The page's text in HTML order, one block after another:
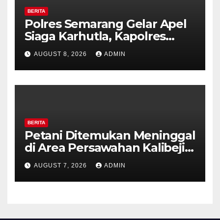
BERITA
Polres Semarang Gelar Apel
Siaga Karhutla, Kapolres
Tekankan Sinergi dan
Kesiapsiagaan Hadapi Musim
Kemarau.
AUGUST 8, 2026 ADMIN
BERITA
Petani Ditemukan Meninggal
di Area Persawahan Kalibeji,
Polisi Pastikan Tidak Ada
Tanda Kekerasan
AUGUST 7, 2026 ADMIN